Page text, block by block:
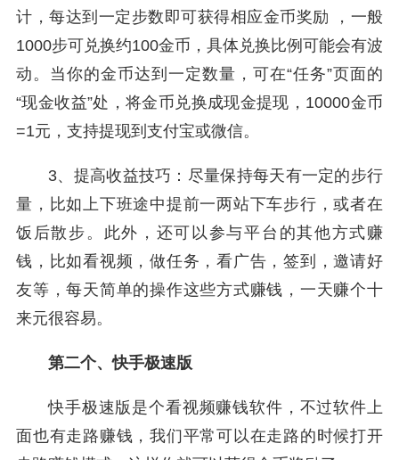
计，每达到一定步数即可获得相应金币奖励 ，一般
1000步可兑换约100金币，具体兑换比例可能会有波
动。当你的金币达到一定数量，可在“任务”页面的
“现金收益”处，将金币兑换成现金提现，10000金币
=1元，支持提现到支付宝或微信。
3、提高收益技巧：尽量保持每天有一定的步行
量，比如上下班途中提前一两站下车步行，或者在
饭后散步。此外，还可以参与平台的其他方式赚
钱，比如看视频，做任务，看广告，签到，邀请好
友等，每天简单的操作这些方式赚钱，一天赚个十
来元很容易。
第二个、快手极速版
快手极速版是个看视频赚钱软件，不过软件上
面也有走路赚钱，我们平常可以在走路的时候打开